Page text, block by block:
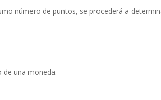
número de puntos, se procederá a
de una moneda.